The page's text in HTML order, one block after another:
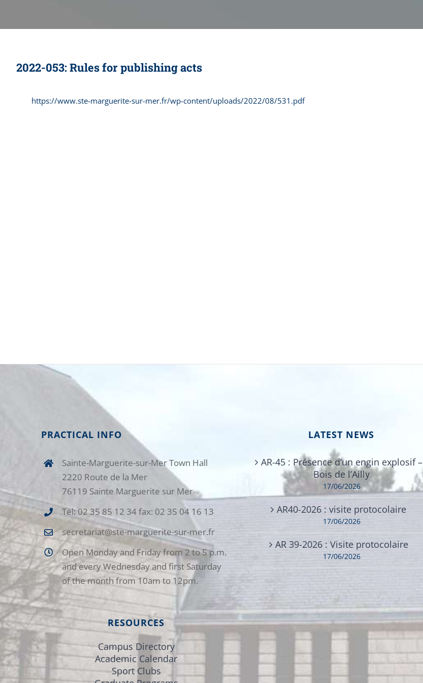
2022-053: Rules for publishing acts
https://www.ste-marguerite-sur-mer.fr/wp-content/uploads/2022/08/531.pdf
PRACTICAL INFO
Sainte-Marguerite-sur-Mer Town Hall
2220 Route de la Mer
76119 Sainte Marguerite sur Mer
Tel: 02 35 85 12 34 fax: 02 35 04 16 13
secretariat@ste-marguerite-sur-mer.fr
Open Monday and Friday from 2 to 5 p.m.
and every Wednesday and first Saturday
of the month from 10am to 12pm.
RESOURCES
Campus Directory
Academic Calendar
Sport Clubs
LATEST NEWS
AR-45 : Présence d’un engin explosif –
Bois de l’Ailly
17/06/2026
AR40-2026 : visite protocolaire
17/06/2026
AR 39-2026 : Visite protocolaire
17/06/2026